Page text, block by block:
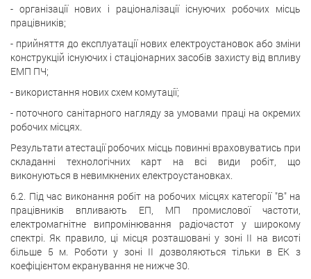
- організації нових і раціоналізації існуючих робочих місць
працівників;
- прийняття до експлуатації нових електроустановок або зміни
конструкцій існуючих і стаціонарних засобів захисту від впливу
ЕМП ПЧ;
- використання нових схем комутації;
- поточного санітарного нагляду за умовами праці на окремих
робочих місцях.
Результати атестації робочих місць повинні враховуватись при
складанні технологічних карт на всі види робіт, що
виконуються в невимкнених електроустановках.
6.2. Під час виконання робіт на робочих місцях категорії "В" на
працівників впливають ЕП, МП промислової частоти,
електромагнітне випромінювання радіочастот у широкому
спектрі. Як правило, ці місця розташовані у зоні II на висоті
більше 5 м. Роботи у зоні II дозволяються тільки в ЕК з
коефіцієнтом екранування не нижче 30.